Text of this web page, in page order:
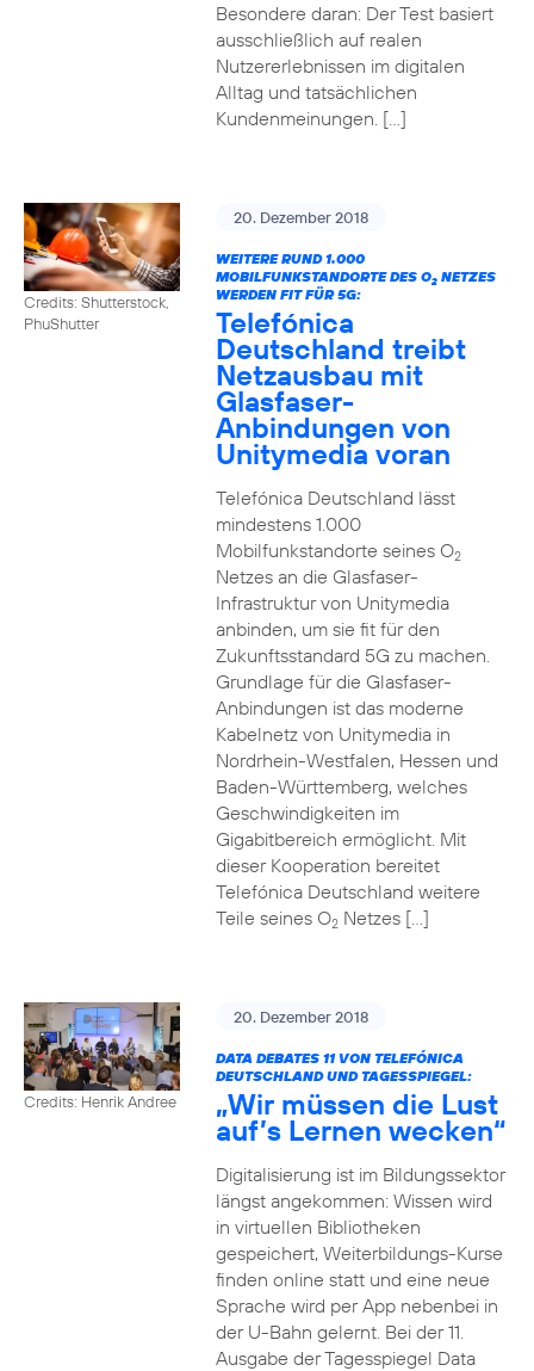
Besondere daran: Der Test basiert
ausschließlich auf realen
Nutzererlebnissen im digitalen
Alltag und tatsächlichen
Kundenmeinungen. […]
Credits: Shutterstock,
PhuShutter
20. Dezember 2018
WEITERE RUND 1.000
MOBILFUNKSTANDORTE DES O2NETZES
WERDEN FIT FÜR 5G:
Telefónica
Deutschland treibt
Netzausbau mit
Glasfaser-
Anbindungen von
Unitymedia voran
Telefónica Deutschland lässt
mindestens 1.000
Mobilfunkstandorte seines O2
Netzes an die Glasfaser-
Infrastruktur von Unitymedia
anbinden, um sie fit für den
Zukunftsstandard 5G zu machen.
Grundlage für die Glasfaser-
Anbindungen ist das moderne
Kabelnetz von Unitymedia in
Nordrhein-Westfalen, Hessen und
Baden-Württemberg, welches
Geschwindigkeiten im
Gigabitbereich ermöglicht. Mit
dieser Kooperation bereitet
Telefónica Deutschland weitere
Teile seines O2Netzes […]
Credits: Henrik Andree
20. Dezember 2018
DATA DEBATES 11 VON TELEFÓNICA
DEUTSCHLAND UND TAGESSPIEGEL:
„Wir müssen die Lust
auf’s Lernen wecken“
Digitalisierung ist im Bildungssektor
längst angekommen: Wissen wird
in virtuellen Bibliotheken
gespeichert, Weiterbildungs-Kurse
finden online statt und eine neue
Sprache wird per App nebenbei in
der U-Bahn gelernt. Bei der 11.
Ausgabe der Tagesspiegel Data